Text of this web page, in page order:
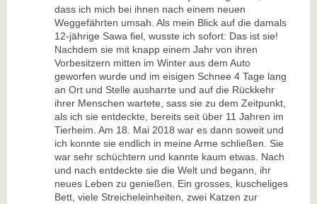
dass ich mich bei ihnen nach einem neuen
Weggefährten umsah. Als mein Blick auf die damals
12-jährige Sawa fiel, wusste ich sofort: Das ist sie!
Nachdem sie mit knapp einem Jahr von ihren
Vorbesitzern mitten im Winter aus dem Auto
geworfen wurde und im eisigen Schnee 4 Tage lang
an Ort und Stelle ausharrte und auf die Rückkehr
ihrer Menschen wartete, sass sie zu dem Zeitpunkt,
als ich sie entdeckte, bereits seit über 11 Jahren im
Tierheim. Am 18. Mai 2018 war es dann soweit und
ich konnte sie endlich in meine Arme schließen. Sie
war sehr schüchtern und kannte kaum etwas. Nach
und nach entdeckte sie die Welt und begann, ihr
neues Leben zu genießen. Ein grosses, kuscheliges
Bett, viele Streicheleinheiten, zwei Katzen zur